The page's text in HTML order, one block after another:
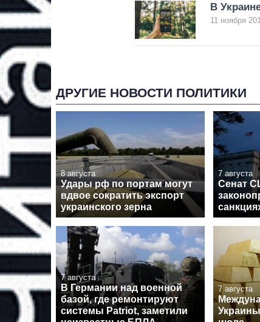
В
11 ноября
ДРУГИЕ НОВОСТИ ПОЛИТИКИ
8 августа
Удары рф по портам могут
вдвое сократить экспорт
украинского зерна
7 августа
Сенат
7 августа
В Германии над военной
базой, где ремонтируют
системы Patriot, заметили
7 августа